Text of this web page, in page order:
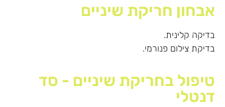
אבחון חריקת שיניים
בדיקה קלינית.
בדיקת צילום פנורמי.
טיפול בחריקת שיניים - סד
דנטלי